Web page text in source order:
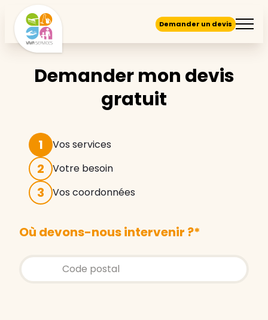
Demander un devis
Demander mon devis
gratuit
1 Vos services
2 Votre besoin
3 Vos coordonnées
Où devons-nous intervenir ?*
Store locator global - Autocompletion
Rechercher